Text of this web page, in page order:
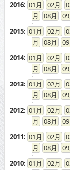
2016: 01 02
08
09
2015: 01 02
08
09
2014: 01 02
08
09
2013: 01 02
08
09
2012: 01 02
08
09
2011: 01 02
08
09
2010: 01 02